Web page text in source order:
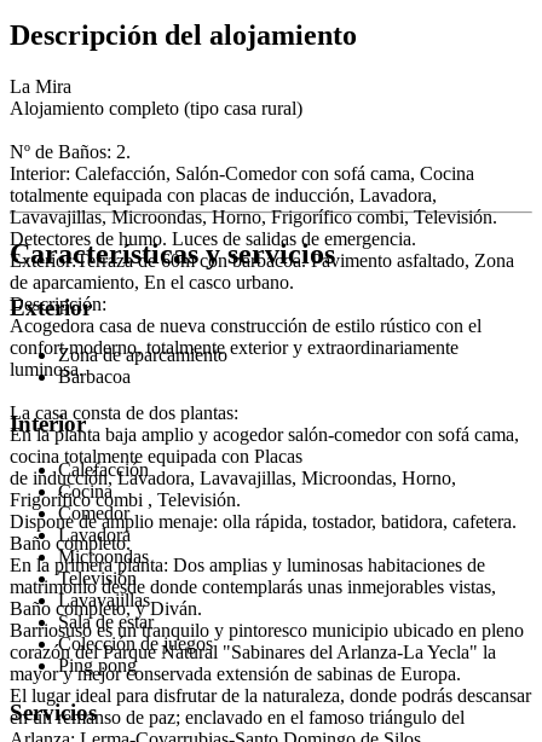
Descripción del alojamiento
La Mira
Alojamiento completo (tipo casa rural)
Nº de Baños: 2.
Interior: Calefacción, Salón-Comedor con sofá cama, Cocina
totalmente equipada con placas de inducción, Lavadora,
Lavavajillas, Microondas, Horno, Frigorífico combi, Televisión.
Detectores de humo. Luces de salidas de emergencia.
Exterior:Terraza de 60m con barbacoa. Pavimento asfaltado, Zona
de aparcamiento, En el casco urbano.
Descripción:
Acogedora casa de nueva construcción de estilo rústico con el
confort moderno, totalmente exterior y extraordinariamente
luminosa.
La casa consta de dos plantas:
En la planta baja amplio y acogedor salón-comedor con sofá cama,
cocina totalmente equipada con Placas
de inducción, Lavadora, Lavavajillas, Microondas, Horno,
Frigorífico combi , Televisión.
Dispone de amplio menaje: olla rápida, tostador, batidora, cafetera.
Baño completo.
En la primera planta: Dos amplias y luminosas habitaciones de
matrimonio desde donde contemplarás unas inmejorables vistas,
Baño completo, y Diván.
Barriosuso es un tranquilo y pintoresco municipio ubicado en pleno
corazón del Parque Natural "Sabinares del Arlanza-La Yecla" la
mayor y mejor conservada extensión de sabinas de Europa.
El lugar ideal para disfrutar de la naturaleza, donde podrás descansar
en un remanso de paz; enclavado en el famoso triángulo del
Características y servicios
Exterior
Zona de aparcamiento
Barbacoa
Interior
Calefacción
Cocina
Comedor
Lavadora
Microondas
Televisión
Lavavajillas
Sala de estar
Colección de juegos
Ping pong
Servicios